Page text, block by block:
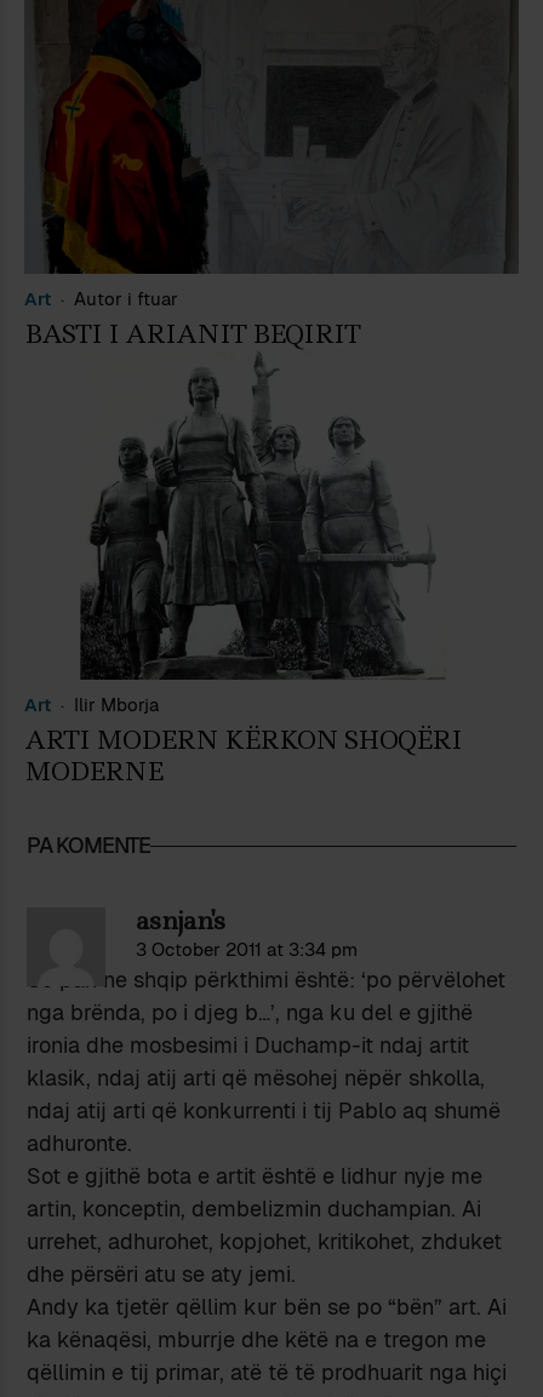
Art Autor i ftuar
BASTI I ARIANIT BEQIRIT
Art Ilir Mborja
ARTI MODERN KËRKON SHOQËRI
MODERNE
PA KOMENTE
asnjan's
3 October 2011 at 3:34 pm
Së pari ne shqip përkthimi është: ‘po përvëlohet
nga brënda, po i djeg b…’, nga ku del e gjithë
ironia dhe mosbesimi i Duchamp-it ndaj artit
klasik, ndaj atij arti që mësohej nëpër shkolla,
ndaj atij arti që konkurrenti i tij Pablo aq shumë
adhuronte.
Sot e gjithë bota e artit është e lidhur nyje me
artin, konceptin, dembelizmin duchampian. Ai
urrehet, adhurohet, kopjohet, kritikohet, zhduket
dhe përsëri atu se aty jemi.
Andy ka tjetër qëllim kur bën se po “bën” art. Ai
ka kënaqësi, mburrje dhe këtë na e tregon me
qëllimin e tij primar, atë të të prodhuarit nga hiçi